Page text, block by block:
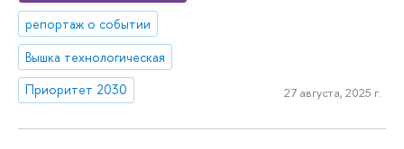
репортаж о событии
Вышка технологическая
Приоритет 2030
27 августа, 2025 г.